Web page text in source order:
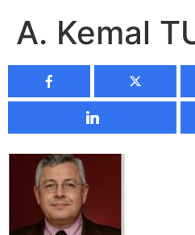
A. Kemal